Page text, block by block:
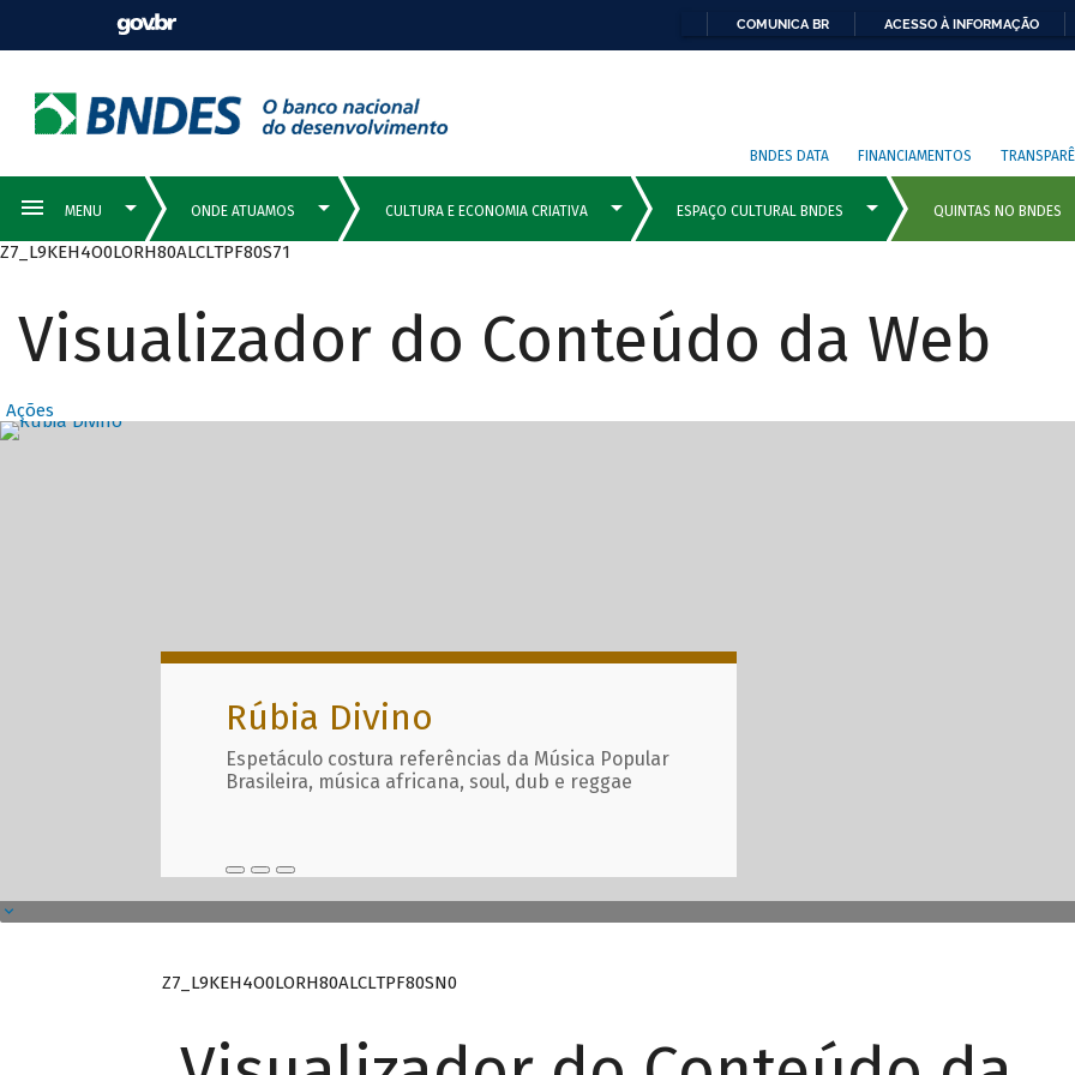
COMUNICA BR ACESSO À INFORMAÇÃO
BNDES DATA FINANCIAMENTOS
Z7_L9KEH4O0LORH80ALCLTPF80S71
Visualizador do Conteúdo da Web
Ações
Destaques Principais com
Rúbia Divino
Espetáculo costura referências da Música Popular
Brasileira, música africana, soul, dub e reggae
Z7_L9KEH4O0LORH80ALCLTPF80SN0